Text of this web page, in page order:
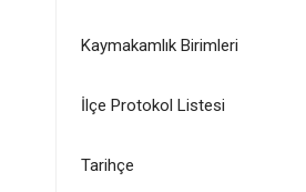
Kaymakamlık Birimleri
İlçe Protokol Listesi
Tarihçe